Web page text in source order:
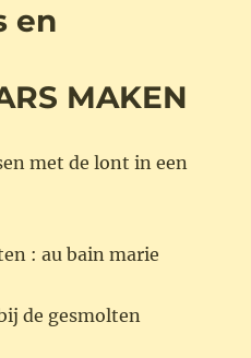
en
MAKEN
met de lont in een
: au bain marie
de gesmolten